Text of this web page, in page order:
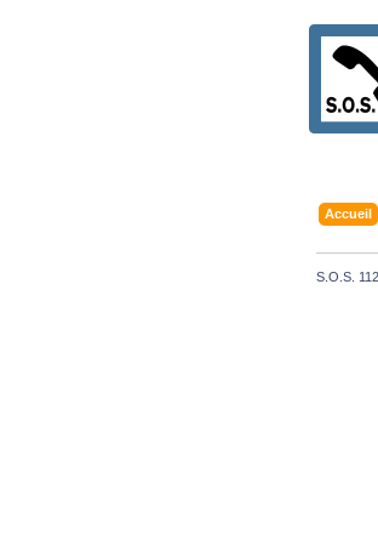
Accueil
S.O.S.